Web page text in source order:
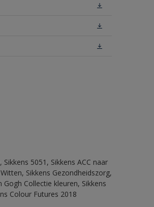
5051, Sikkens ACC naar
Sikkens Gezondheidszorg,
Collectie kleuren, Sikkens
Colour Futures 2018